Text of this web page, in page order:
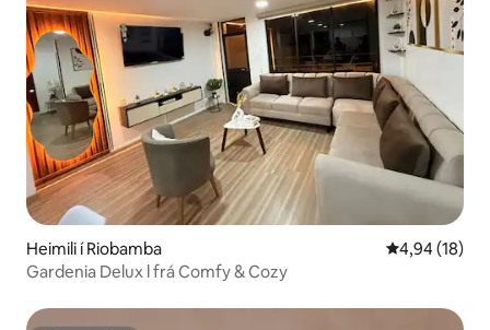
Heimili í Riobamba 4,94 af 5 í
4,94 (18)
Gardenia Delux l frá Comfy & Cozy